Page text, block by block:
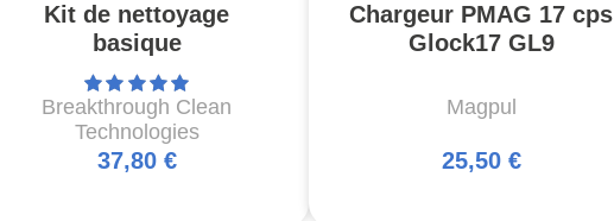
Kit de nettoyage
basique
Breakthrough Clean
Technologies
37,80 €
Chargeur PMAG 17 cps
Glock17 GL9
Magpul
25,50 €